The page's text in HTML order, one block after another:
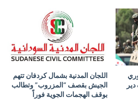
اللجان المدنية بشمال كردفان تتهم
الجيش بقصف “المزروب” وتطالب
بوقف الهجمات الجوية فوراً